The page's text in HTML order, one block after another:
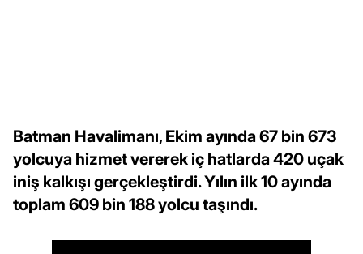
Batman Havalimanı, Ekim ayında 67 bin 673
yolcuya hizmet vererek iç hatlarda 420 uçak
iniş kalkışı gerçekleştirdi. Yılın ilk 10 ayında
toplam 609 bin 188 yolcu taşındı.